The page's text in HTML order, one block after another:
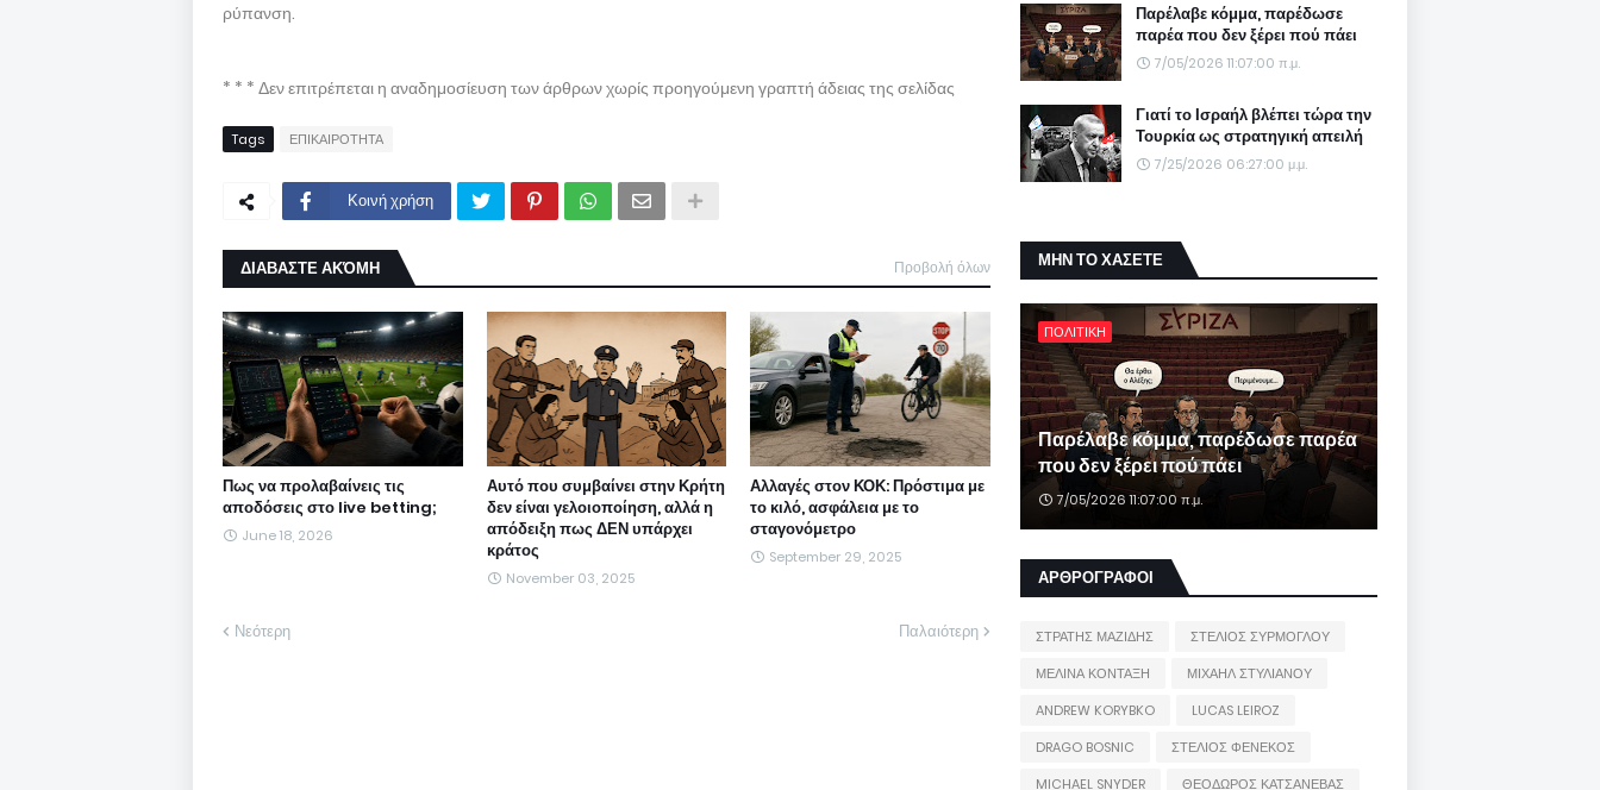
ρύπανση.
* * * Δεν επιτρέπεται η αναδημοσίευση των άρθρων χωρίς προηγούμενη γραπτή άδειας της σελίδας
Tags ΕΠΙΚΑΙΡΟΤΗΤΑ
Κοινή χρήση
ΔΙΑΒΑΣΤΕ ΑΚΌΜΗ Προβολή όλων
Πως να προλαβαίνεις τις
αποδόσεις στο live betting;
June 18, 2026
Αυτό που συμβαίνει στην Κρήτη
δεν είναι γελοιοποίηση, αλλά η
απόδειξη πως ΔΕΝ υπάρχει
κράτος
November 03, 2025
Αλλαγές στον ΚΟΚ: Πρόστιμα με
το κιλό, ασφάλεια με το
σταγονόμετρο
September 29, 2025
Νεότερη Παλαιότερη
Παρέλαβε κόμμα, παρέδωσε
παρέα που δεν ξέρει πού πάει
7/05/2026 11:07:00 π.μ.
Γιατί το Ισραήλ βλέπει τώρα την
Τουρκία ως στρατηγική απειλή
7/25/2026 06:27:00 μ.μ.
ΜΗΝ ΤΟ ΧΑΣΕΤΕ
ΠΟΛΙΤΙΚΗ
Παρέλαβε κόμμα, παρέδωσε παρέα
που δεν ξέρει πού πάει
7/05/2026 11:07:00 π.μ.
ΑΡΘΡΟΓΡΑΦΟΙ
ΣΤΡΑΤΗΣ ΜΑΖΙΔΗΣ
ΣΤΕΛΙΟΣ ΣΥΡΜΟΓΛΟΥ
ΜΕΛΙΝΑ ΚΟΝΤΑΞΗ
ΜΙΧΑΗΛ ΣΤΥΛΙΑΝΟΥ
ANDREW KORYBKO
LUCAS LEIROZ
DRAGO BOSNIC
ΣΤΕΛΙΟΣ ΦΕΝΕΚΟΣ
MICHAEL SNYDER
ΘΕΟΔΩΡΟΣ ΚΑΤΣΑΝΕΒΑΣ